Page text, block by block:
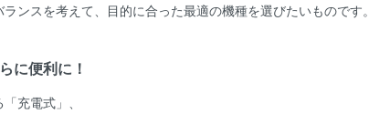
ンスを考えて、目的に合った最適の機種を選びたいものです。
に便利に！
充電式」、